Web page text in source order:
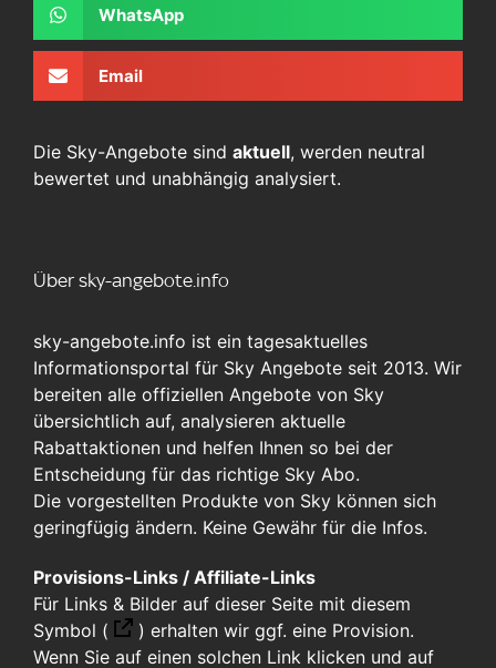
WhatsApp
Email
Die Sky-Angebote sind aktuell, werden neutral
bewertet und unabhängig analysiert.
Über sky-angebote.info
sky-angebote.info ist ein tagesaktuelles
Informationsportal für Sky Angebote seit 2013. Wir
bereiten alle offiziellen Angebote von Sky
übersichtlich auf, analysieren aktuelle
Rabattaktionen und helfen Ihnen so bei der
Entscheidung für das richtige Sky Abo.
Die vorgestellten Produkte von Sky können sich
geringfügig ändern. Keine Gewähr für die Infos.
Provisions-Links / Affiliate-Links
Für Links & Bilder auf dieser Seite mit diesem
Symbol (
) erhalten wir ggf. eine Provision.
Wenn Sie auf einen solchen Link klicken und auf